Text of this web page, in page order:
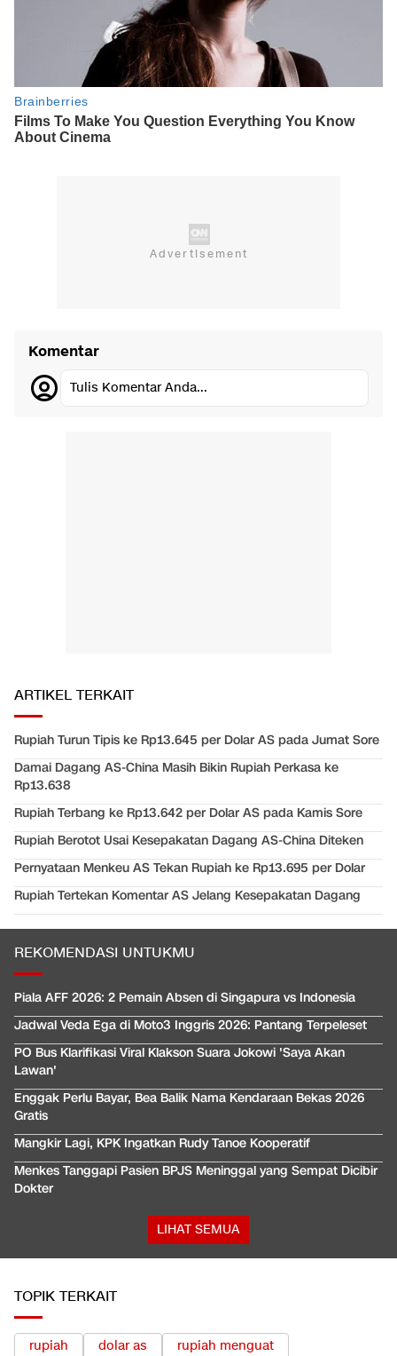
Komentar
Tulis Komentar Anda...
ARTIKEL TERKAIT
Rupiah Turun Tipis ke Rp13.645 per Dolar AS pada Jumat Sore
Damai Dagang AS-China Masih Bikin Rupiah Perkasa ke
Rp13.638
Rupiah Terbang ke Rp13.642 per Dolar AS pada Kamis Sore
Rupiah Berotot Usai Kesepakatan Dagang AS-China Diteken
Pernyataan Menkeu AS Tekan Rupiah ke Rp13.695 per Dolar
Rupiah Tertekan Komentar AS Jelang Kesepakatan Dagang
REKOMENDASI UNTUKMU
Piala AFF 2026: 2 Pemain Absen di Singapura vs Indonesia
Jadwal Veda Ega di Moto3 Inggris 2026: Pantang Terpeleset
PO Bus Klarifikasi Viral Klakson Suara Jokowi 'Saya Akan
Lawan'
Enggak Perlu Bayar, Bea Balik Nama Kendaraan Bekas 2026
Gratis
Mangkir Lagi, KPK Ingatkan Rudy Tanoe Kooperatif
Menkes Tanggapi Pasien BPJS Meninggal yang Sempat Dicibir
Dokter
LIHAT SEMUA
TOPIK TERKAIT
rupiah dolar as rupiah menguat